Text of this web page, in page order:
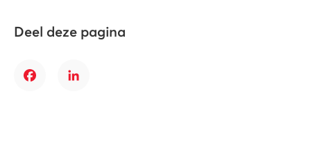
Deel deze pagina
FacebookLinkedIn